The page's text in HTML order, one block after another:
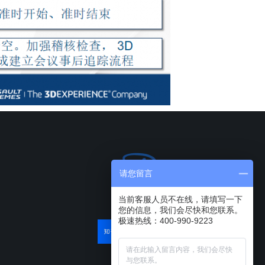
请您留言
当前客服人员不在线，请填写一下
您的信息，我们会尽快和您联系。
极速热线：400-990-9223